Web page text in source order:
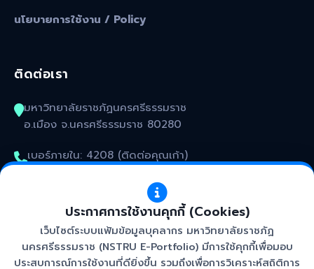
นโยบายการใช้งาน / Policy
ติดต่อเรา
มหาวิทยาลัยราชภัฏนครศรีธรรมราช
อ.เมือง จ.นครศรีธรรมราช 80280
เบอร์ภายใน: 4208 (ติดต่อคุณเก้า)
kunakorn_won@nstru.ac.th
ประกาศการใช้งานคุกกี้ (Cookies)
เว็บไซต์ระบบแฟ้มข้อมูลบุคลากร มหาวิทยาลัยราชภัฏ
นครศรีธรรมราช (NSTRU E-Portfolio) มีการใช้คุกกี้เพื่อมอบ
ประสบการณ์การใช้งานที่ดียิ่งขึ้น รวมถึงเพื่อการวิเคราะห์สถิติการ